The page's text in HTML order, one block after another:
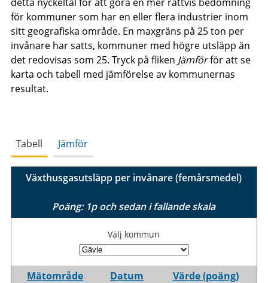
för kommuner som har en eller flera industrier inom
sitt geografiska område. En maxgräns på 25 ton per
invånare har satts, kommuner med högre utsläpp än
det redovisas som 25. Tryck på fliken Jämförför att se
karta och tabell med jämförelse av kommunernas
resultat.
Tabell Jämför
Växthusgasutsläpp per invånare (femårsmedel)
Poäng: 1p och sedan i fallande skala
Välj kommun
Mätområde Datum
Värde (poäng)